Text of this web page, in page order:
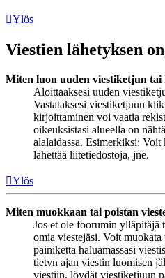
Ylös
Viestien lähetyksen
Miten luon uuden viestiketjun tai
Aloittaaksesi uuden
Vastataksesi viestiketjuun
kirjoittaminen voi vaatia
oikeuksistasi alueella on
alalaidassa. Esimerkiksi:
lähettää liitetiedostoja, jne.
Ylös
Miten muokkaan tai poistan
Jos et ole foorumin ylläpitäjä
omia viestejäsi. Voit
painiketta haluamassasi
tietyn ajan viestin luomisen
viestiin, löydät viestiketjuun